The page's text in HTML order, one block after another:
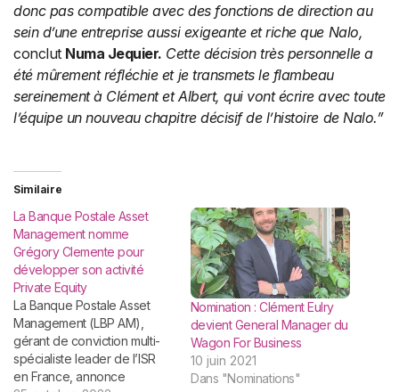
donc pas compatible avec des fonctions de direction au
sein d’une entreprise aussi exigeante et riche que Nalo,
conclut Numa Jequier. Cette décision très personnelle a
été mûrement réfléchie et je transmets le flambeau
sereinement à Clément et Albert, qui vont écrire avec toute
l’équipe un nouveau chapitre décisif de l’histoire de Nalo.”
Similaire
La Banque Postale Asset
Management nomme
Grégory Clemente pour
développer son activité
Private Equity
La Banque Postale Asset
Management (LBP AM),
gérant de conviction multi-
spécialiste leader de l’ISR
en France, annonce
Nomination : Clément Eulry
devient General Manager du
Wagon For Business
10 juin 2021
Dans "Nominations"